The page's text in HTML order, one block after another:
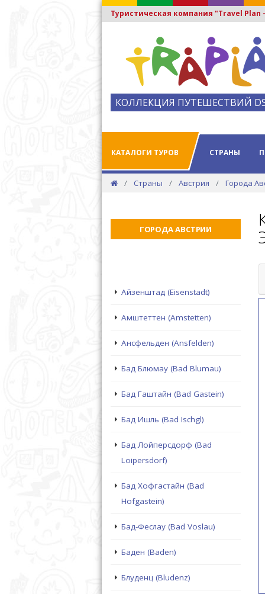
Туристическая компания "Travel Plan
КОЛЛЕКЦИЯ ПУТЕШЕСТВИЙ
КАТАЛОГИ ТУРОВ СТРАНЫ
Страны Австрия Города
ГОРОДА АВСТРИИ
Айзенштад (Eisenstadt)
Амштеттен (Amstetten)
Ансфельден (Ansfelden)
Бад Блюмау (Bad Blumau)
Бад Гаштайн (Bad Gastein)
Бад Ишль (Bad Ischgl)
Бад Лойперсдорф (Bad
Loipersdorf)
Бад Хофгастайн (Bad
Hofgastein)
Бад-Феслау (Bad Voslau)
Баден (Baden)
Блуденц (Bludenz)